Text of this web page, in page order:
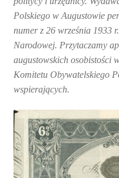
Polskiego w Augustowie
numer z 26 września 1933
Narodowej. Przytaczamy
augustowskich osobistości
Komitetu Obywatelskiego
wspierających.